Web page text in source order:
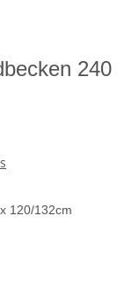
240
120/132cm